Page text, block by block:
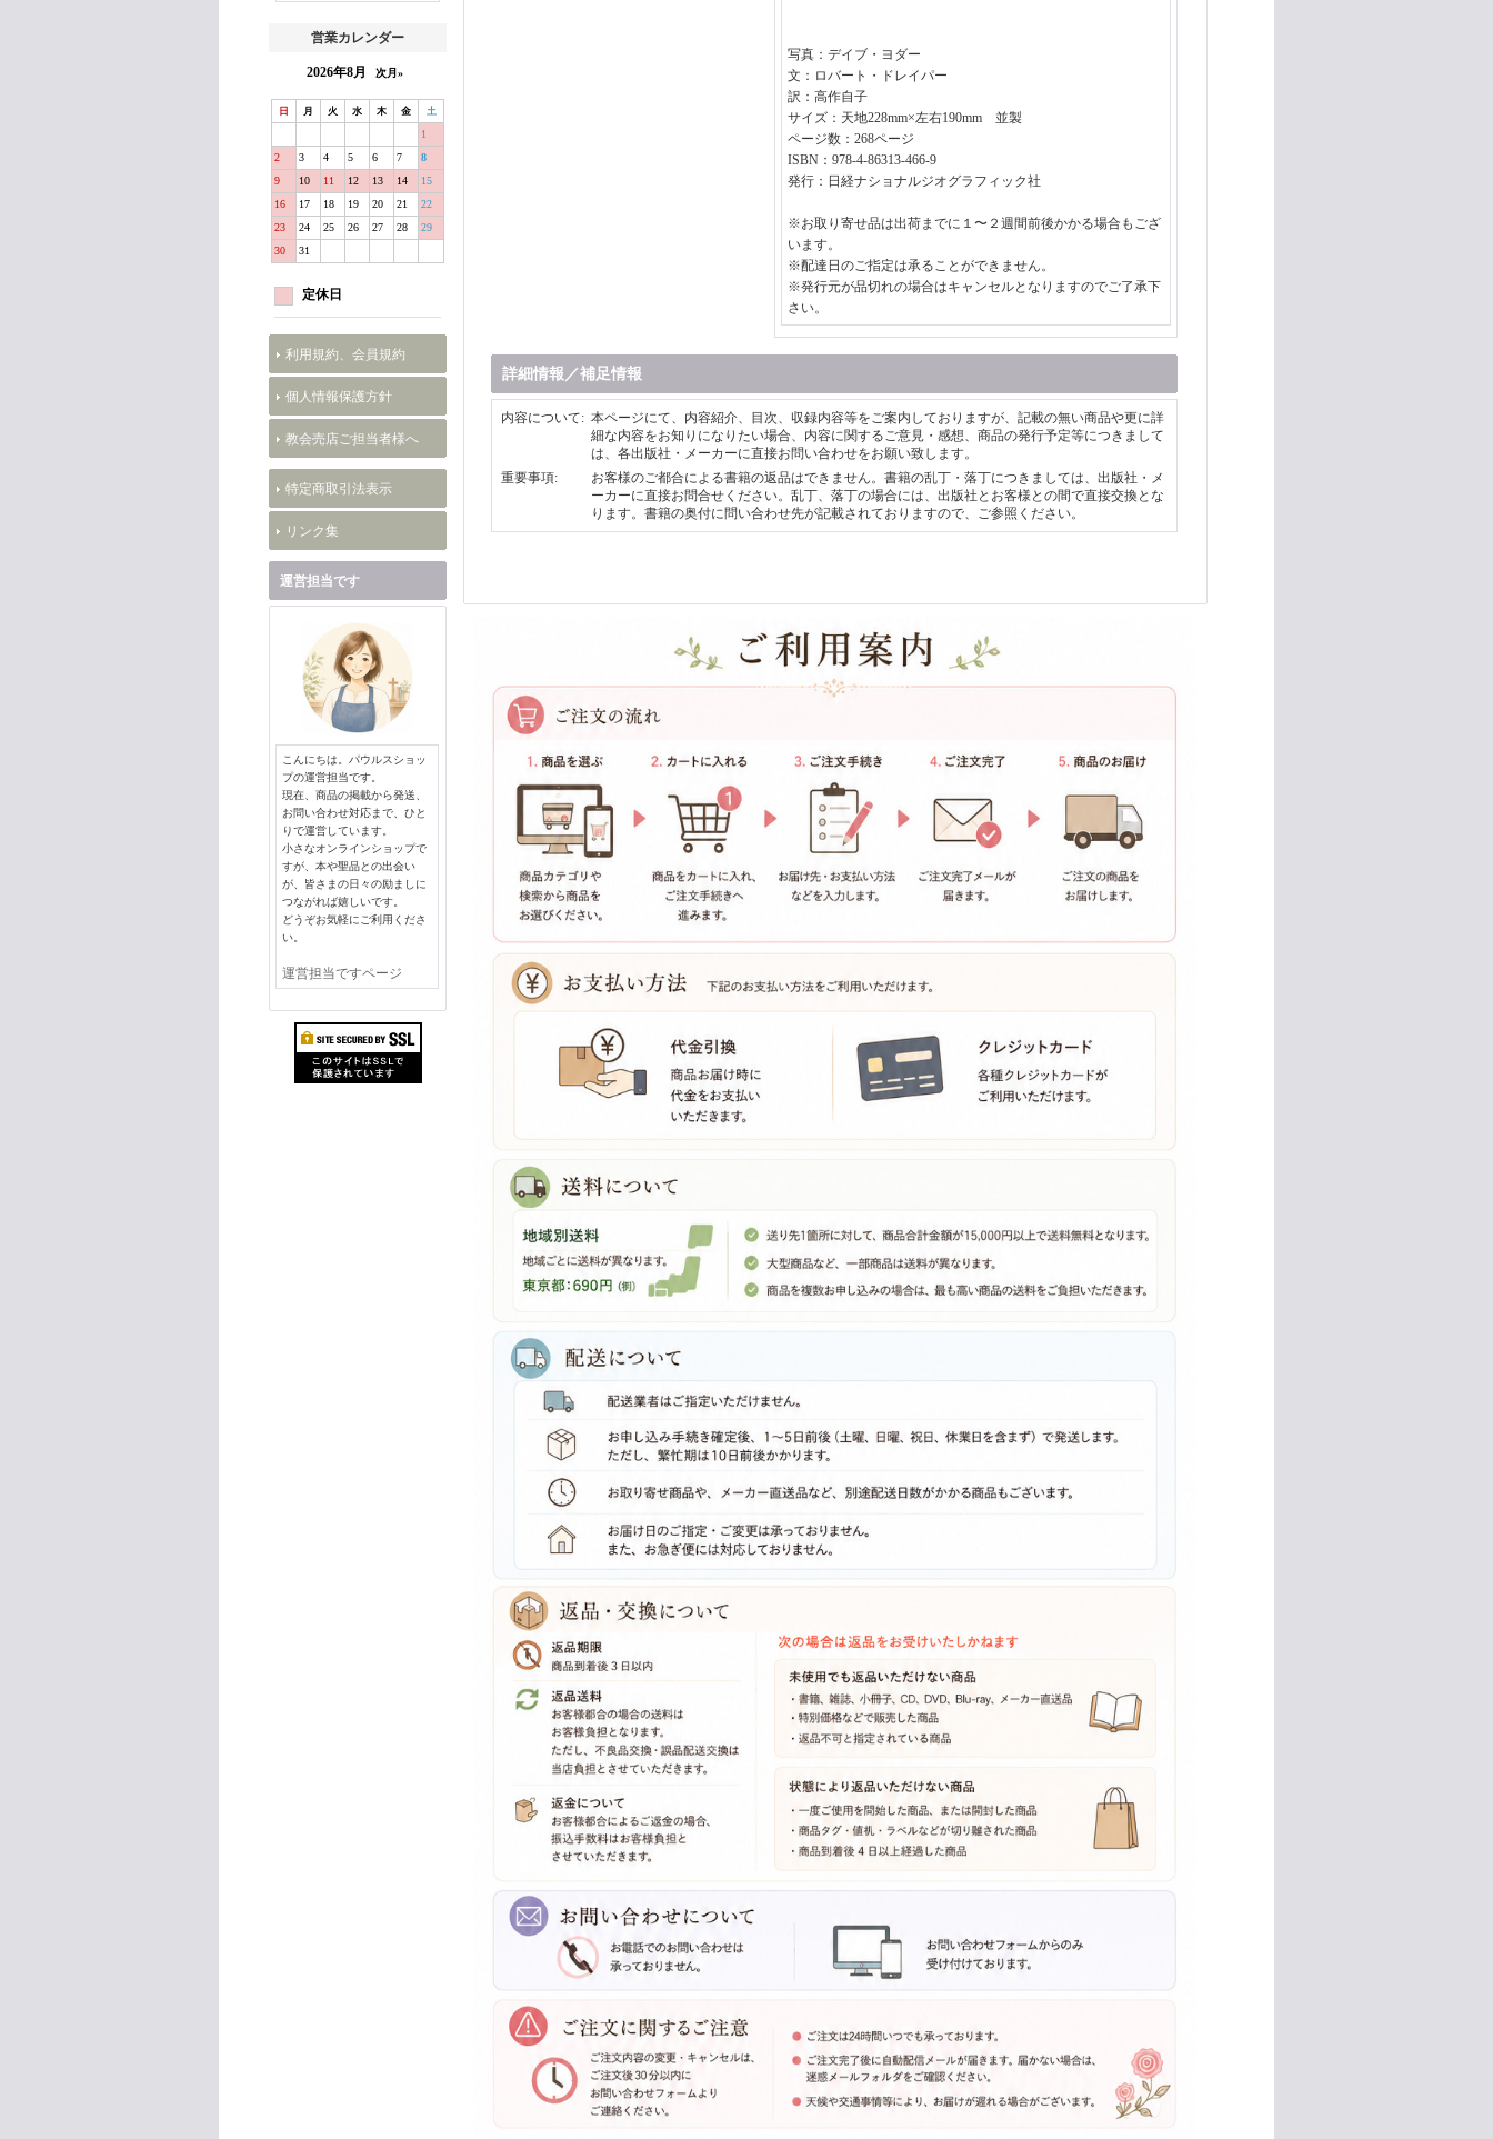
営業カレンダー
2026年8月 次月»
日 月 火 水 木 金 土
1
2
3 4 5 6 7
8
9
10 11 12 13 14
15
16
17 18 19 20 21
22
23
24 25 26 27 28
29
30
31
定休日
利用規約、会員規約
個人情報保護方針
教会売店ご担当者様へ
特定商取引法表示
リンク集
運営担当です
こんにちは。パウルスショッ
プの運営担当です。
現在、商品の掲載から発送、
お問い合わせ対応まで、ひと
りで運営しています。
小さなオンラインショップで
すが、本や聖品との出会い
が、皆さまの日々の励ましに
つながれば嬉しいです。
どうぞお気軽にご利用くださ
い。
運営担当ですページ
写真：デイブ・ヨダー
文：ロバート・ドレイパー
訳：高作自子
サイズ：天地228mm×左右190mm 並製
ページ数：268ページ
ISBN：978-4-86313-466-9
発行：日経ナショナルジオグラフィック社
※お取り寄せ品は出荷までに１〜２週間前後かかる場合もござ
います。
※配達日のご指定は承ることができません。
※発行元が品切れの場合はキャンセルとなりますのでご了承下
さい。
詳細情報／補足情報
内容について: 本ページにて、内容紹介、目次、収録内容等をご案内しておりますが、記載の無い商品や更に詳
細な内容をお知りになりたい場合、内容に関するご意見・感想、商品の発行予定等につきまして
は、各出版社・メーカーに直接お問い合わせをお願い致します。
重要事項:
お客様のご都合による書籍の返品はできません。書籍の乱丁・落丁につきましては、出版社・メ
ーカーに直接お問合せください。乱丁、落丁の場合には、出版社とお客様との間で直接交換とな
ります。書籍の奥付に問い合わせ先が記載されておりますので、ご参照ください。